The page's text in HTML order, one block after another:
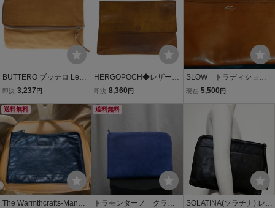
BUTTERO ブッテロ Leat
her Clutch Bag レザーク
ッグ キャメル
即決 3,237 円
HERGOPOCH◆レザーク
ラッチバッグ/レザー/BR
即決 8,360 円
SLOW トラディショナ
ル クラッチバッグ US
現在 5,500 円
送料無料
The Warmthcrafts-Manufa
送料無料
トラモンターノ クラッ
SOLATINA(ソラチナ).レザ